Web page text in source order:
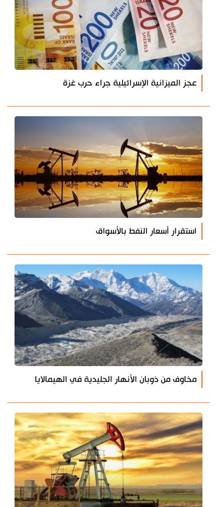
عجز الميزانية الإسرائيلية جراء حرب غزة
استقرار أسعار النفط بالأسواق
مخاوف من ذوبان الأنهار الجليدية في الهيمالايا